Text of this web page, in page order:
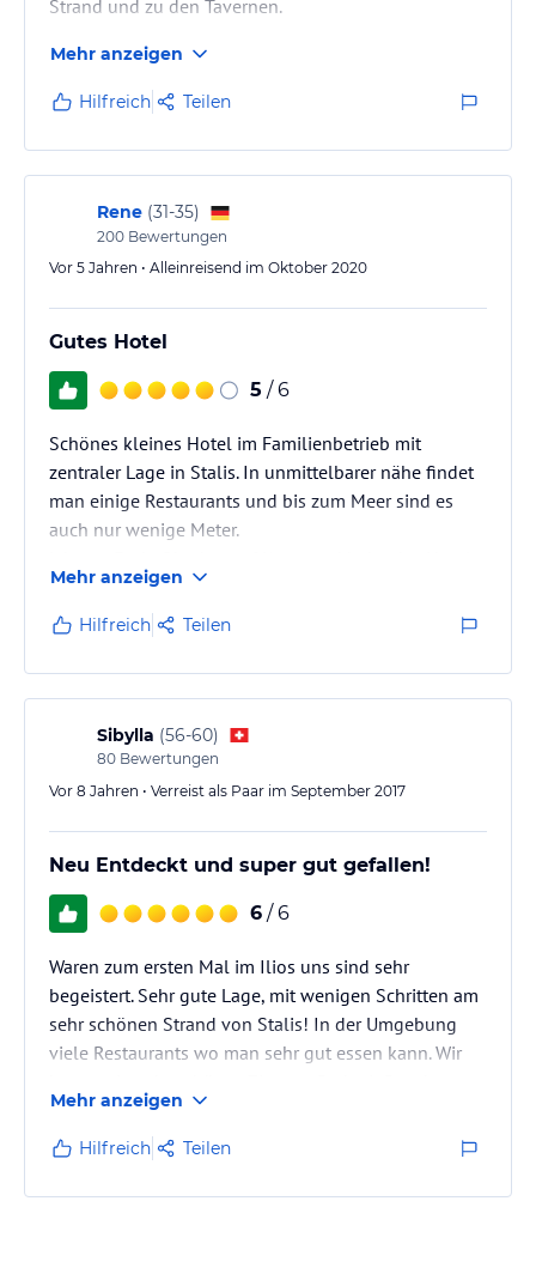
Strand und zu den Tavernen.
Mehr anzeigen
Hilfreich Teilen
Rene (31-35)
200 Bewertungen
Vor 5 Jahren • Alleinreisend im Oktober 2020
Gutes Hotel
5 / 6
Schönes kleines Hotel im Familienbetrieb mit
zentraler Lage in Stalis. In unmittelbarer nähe findet
man einige Restaurants und bis zum Meer sind es
auch nur wenige Meter.
spontan online gebucht. Obwohl es schon wenige
Tage wegen Saisonende geschlossen war, wurde mir
trotzdem noch ein Zimmer zur Verfügung gestellt.
Top Service
Mehr anzeigen
Hilfreich Teilen
Sibylla (56-60)
80 Bewertungen
Vor 8 Jahren • Verreist als Paar im September 2017
Neu Entdeckt und super gut gefallen!
6 / 6
Waren zum ersten Mal im Ilios uns sind sehr
begeistert. Sehr gute Lage, mit wenigen Schritten am
sehr schönen Strand von Stalis! In der Umgebung
viele Restaurants wo man sehr gut essen kann. Wir
(super) sehr grosser Balkon. Im Garten ein grosser
Pool mit sehr guten Liegestühlen. Am Mittwoch gabs
Kuchen von der Mutter gebacken! Es hat uns sehr
gut gefallen ! Wir kommen gerne wieder.
Mehr anzeigen
Hilfreich Teilen